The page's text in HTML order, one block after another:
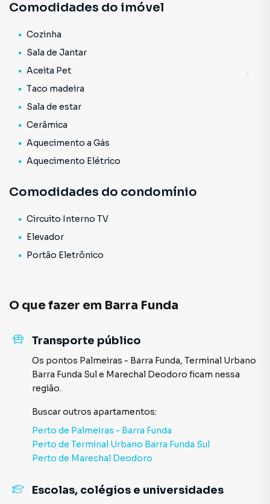
Facilidades de acesso a Estação Marechal Deodoro - Linha
Pedro, Av. Pacaembu, Ginásio do Pacaembu, Rede Record
de Televisão, Hospital Samaritano, Bares e Restaurantes,
Consulte mais informação e agende uma visita.
Comodidades do imóvel
Cozinha
Sala de Jantar
Aceita Pet
Taco madeira
Sala de estar
Cerâmica
Aquecimento a Gás
Aquecimento Elétrico
Comodidades do condomínio
Circuito Interno TV
Elevador
Portão Eletrônico
O que fazer em Barra Funda
Transporte público
Os pontos Palmeiras - Barra Funda, Terminal Urbano
Barra Funda Sule Marechal Deodoro ficam nessa
região.
Buscar outros apartamentos:
Perto de Palmeiras - Barra Funda
Perto de Terminal Urbano Barra Funda Sul
Perto de Marechal Deodoro
Escolas, colégios e universidades